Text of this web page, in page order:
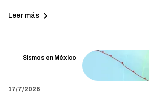
Leer más
Sismos en México
17/7/2026